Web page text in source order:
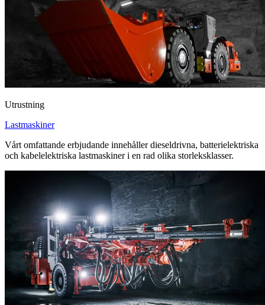
Utrustning
Lastmaskiner
Vårt omfattande erbjudande innehåller dieseldrivna, batterielektriska
och kabelelektriska lastmaskiner i en rad olika storleksklasser.